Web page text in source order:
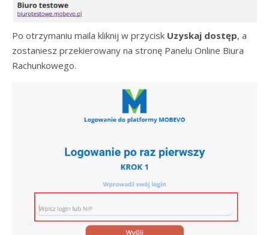
Po otrzymaniu maila kliknij w przycisk Uzyskaj dostęp, a
zostaniesz przekierowany na stronę Panelu Online Biura
Rachunkowego.